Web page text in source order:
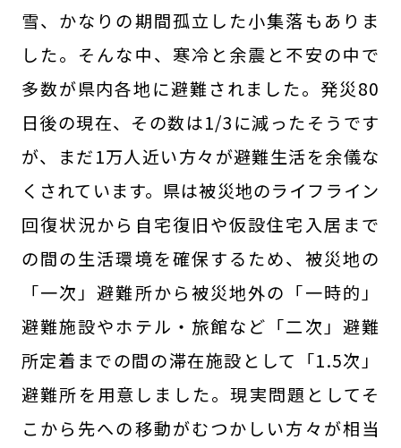
雪、かなりの期間孤立した小集落もありま
した。そんな中、寒冷と余震と不安の中で
多数が県内各地に避難されました。発災80
日後の現在、その数は1/3に減ったそうです
が、まだ1万人近い方々が避難生活を余儀な
くされています。県は被災地のライフライン
回復状況から自宅復旧や仮設住宅入居まで
の間の生活環境を確保するため、被災地の
「一次」避難所から被災地外の「一時的」
避難施設やホテル・旅館など「二次」避難
所定着までの間の滞在施設として「1.5次」
避難所を用意しました。現実問題としてそ
こから先への移動がむつかしい方々が相当